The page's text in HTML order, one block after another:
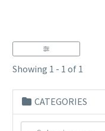
Showing 1 - 1 of 1
CATEGORIES